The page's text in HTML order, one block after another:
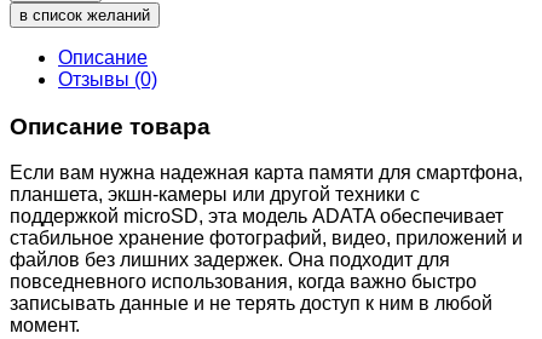
в список желаний
Описание
Отзывы (0)
Описание товара
Если вам нужна надежная карта памяти для смартфона,
планшета, экшн-камеры или другой техники с
поддержкой microSD, эта модель ADATA обеспечивает
стабильное хранение фотографий, видео, приложений и
файлов без лишних задержек. Она подходит для
повседневного использования, когда важно быстро
записывать данные и не терять доступ к ним в любой
момент.